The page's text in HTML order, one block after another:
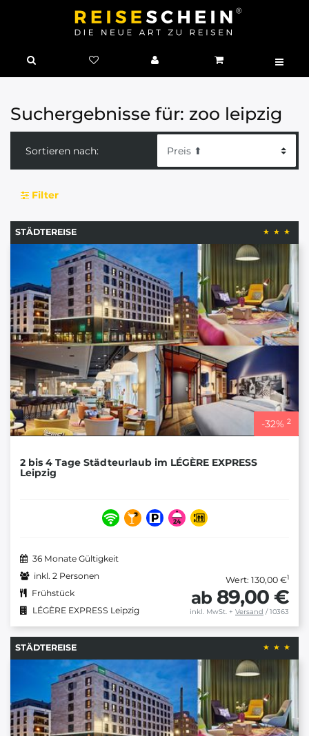
Suchergebnisse für: zoo leipzig
Sortieren nach:
Filter
STÄDTEREISE
-32% 2
2 bis 4 Tage Städteurlaub im LÉGÈRE EXPRESS
Leipzig
36 Monate Gültigkeit
inkl. 2 Personen
Frühstück
LÉGÈRE EXPRESS Leipzig
Wert: 130,00 €1
ab 89,00 €
inkl. MwSt. + Versand / 10363
STÄDTEREISE